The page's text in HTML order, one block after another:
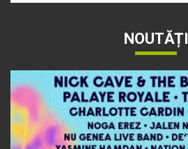
NOUTĂȚI